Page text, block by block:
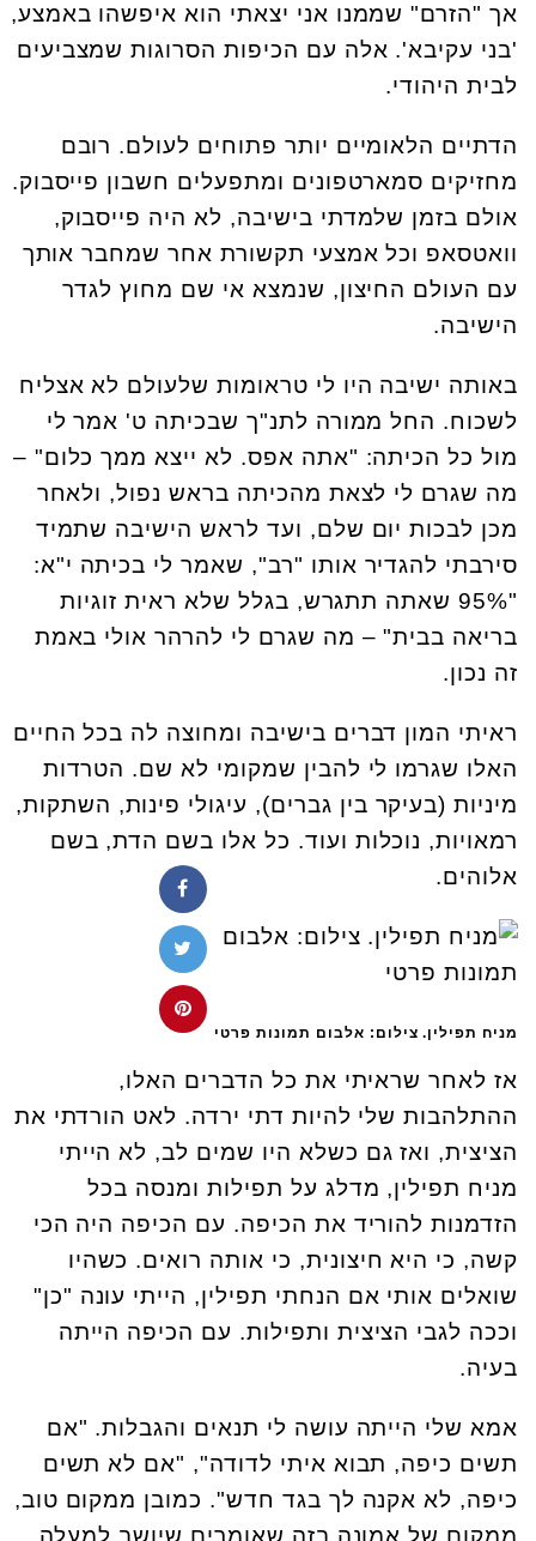
אך "הזרם" שממנו אני יצאתי הוא איפשהו באמצע,
'בני עקיבא'. אלה עם הכיפות הסרוגות שמצביעים
לבית היהודי.
הדתיים הלאומיים יותר פתוחים לעולם. רובם
מחזיקים סמארטפונים ומתפעלים חשבון פייסבוק.
אולם בזמן שלמדתי בישיבה, לא היה פייסבוק,
וואטסאפ וכל אמצעי תקשורת אחר שמחבר אותך
עם העולם החיצון, שנמצא אי שם מחוץ לגדר
הישיבה.
באותה ישיבה היו לי טראומות שלעולם לא אצליח
לשכוח. החל ממורה לתנ"ך שבכיתה ט' אמר לי
מול כל הכיתה: "אתה אפס. לא ייצא ממך כלום" –
מה שגרם לי לצאת מהכיתה בראש נפול, ולאחר
מכן לבכות יום שלם, ועד לראש הישיבה שתמיד
סירבתי להגדיר אותו "רב", שאמר לי בכיתה י"א:
"95% שאתה תתגרש, בגלל שלא ראית זוגיות
בריאה בבית" – מה שגרם לי להרהר אולי באמת
זה נכון.
ראיתי המון דברים בישיבה ומחוצה לה בכל החיים
האלו שגרמו לי להבין שמקומי לא שם. הטרדות
מיניות (בעיקר בין גברים), עיגולי פינות, השתקות,
רמאויות, נוכלות ועוד. כל אלו בשם הדת, בשם
אלוהים.
מניח תפילין. צילום: אלבום תמונות פרטי
אז לאחר שראיתי את כל הדברים האלו,
ההתלהבות שלי להיות דתי ירדה. לאט הורדתי את
הציצית, ואז גם כשלא היו שמים לב, לא הייתי
מניח תפילין, מדלג על תפילות ומנסה בכל
הזדמנות להוריד את הכיפה. עם הכיפה היה הכי
קשה, כי היא חיצונית, כי אותה רואים. כשהיו
שואלים אותי אם הנחתי תפילין, הייתי עונה "כן"
וככה לגבי הציצית ותפילות. עם הכיפה הייתה
בעיה.
אמא שלי הייתה עושה לי תנאים והגבלות. "אם
תשים כיפה, תבוא איתי לדודה", "אם לא תשים
כיפה, לא אקנה לך בגד חדש". כמובן ממקום טוב,
ממקום של אמונה בזה שאומרים שיושב למעלה.